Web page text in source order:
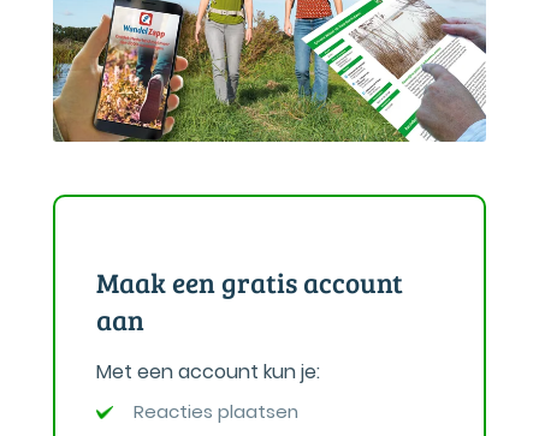
Maak een gratis account
aan
Met een account kun je:
Reacties plaatsen